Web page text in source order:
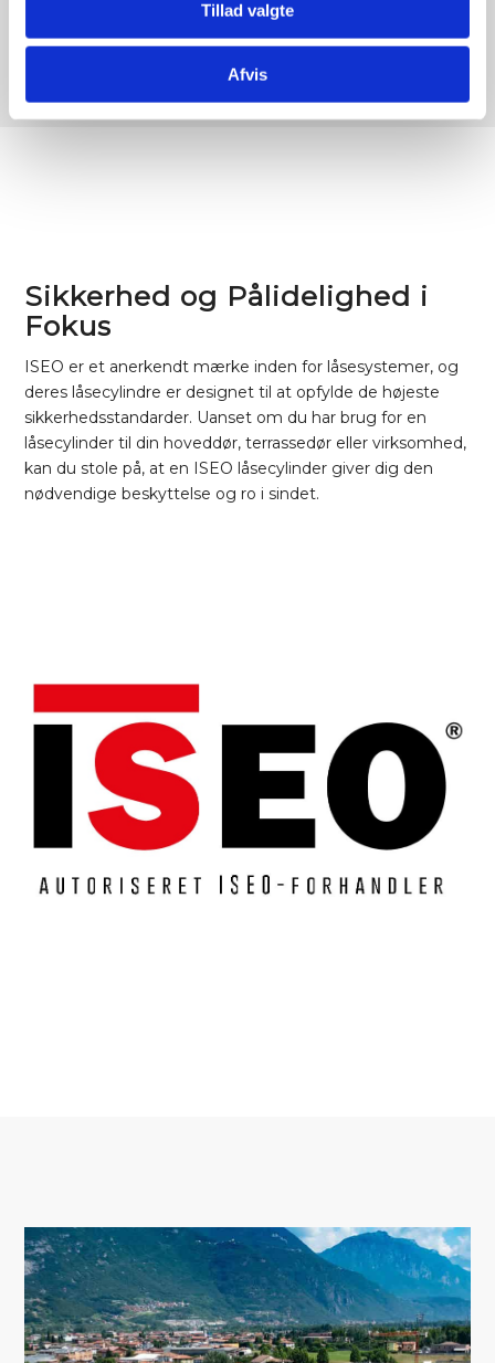
Tillad valgte
Afvis
højeste sikkerhedsstandarder.
Sikkerhed og Pålidelighed i
Fokus
ISEO er et anerkendt mærke inden for låsesystemer, og
deres låsecylindre er designet til at opfylde de højeste
sikkerhedsstandarder. Uanset om du har brug for en
låsecylinder til din hoveddør, terrassedør eller virksomhed,
kan du stole på, at en ISEO låsecylinder giver dig den
nødvendige beskyttelse og ro i sindet.